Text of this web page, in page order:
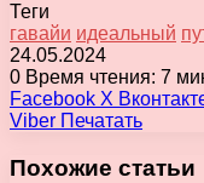
Теги
гавайи идеальный
24.05.2024
0 Время чтения: 7
Facebook X
Viber Печатать
Похожие статьи